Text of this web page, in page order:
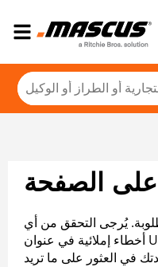
على الصفحة
يُرجى التحقق من أي
أخطاء إملائية في عنوان URL، أو عرض خريطة الموقع